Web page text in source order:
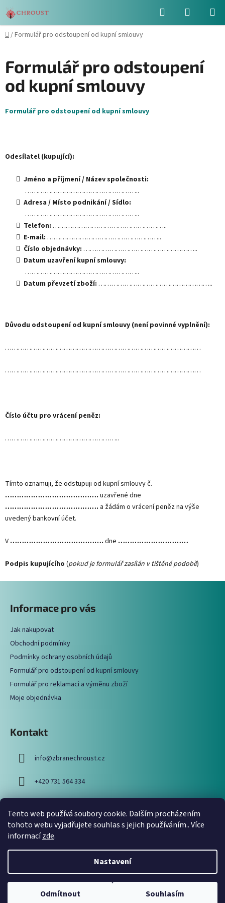
Tento web používá soubory cookie. Dalším procházením
tohoto webu vyjadřujete souhlas s jejich používáním.. Více
informacízde.
Nastavení
Odmítnout Souhlasím
na
obsah
Hledat
KOŠÍK
Domů
/Formulář pro odstoupení od kupní smlouvy
Formulář pro odstoupení
od kupní smlouvy
Formulář pro odstoupení od kupní smlouvy
Odesílatel (kupující):
Jméno a příjmení / Název společnosti:
……………………………………………..
Adresa / Místo podnikání / Sídlo:
……………………………………………..
Telefon: ……………………………………………..
E-mail: ……………………………………………..
Číslo objednávky: ……………………………………………..
Datum uzavření kupní smlouvy:
……………………………………………..
Datum převzetí zboží: ……………………………………………..
Důvodu odstoupení od kupní smlouvy (není povinné vyplnění):
………………………………………………………………………………
………………………………………………………………………………
Číslo účtu pro vrácení peněz:
……………………………………………..
Tímto oznamuji, že odstupuji od kupní smlouvy č.
…………………………………. uzavřené dne
…………………………………. a žádám o vrácení peněz na výše
uvedený bankovní účet.
V …………………………………. dne …………………………
Podpis kupujícího (pokud je formulář zasílán v tištěné podobě)
Informace pro vás
Jak nakupovat
Obchodní podmínky
Podmínky ochrany osobních údajů
Formulář pro odstoupení od kupní smlouvy
Formulář pro reklamaci a výměnu zboží
Moje objednávka
Kontakt
info@zbranechroust.cz
+420 731 564 334
Vyhledávání
HLEDAT